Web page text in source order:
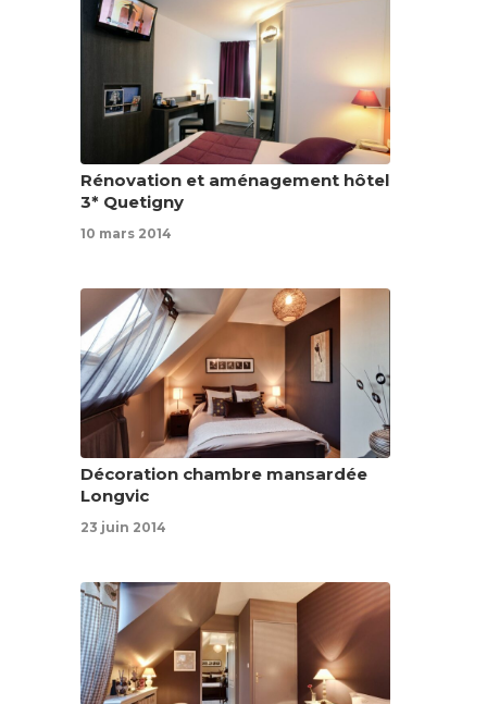
Rénovation et aménagement hôtel
3* Quetigny
10 mars 2014
Décoration chambre mansardée
Longvic
23 juin 2014